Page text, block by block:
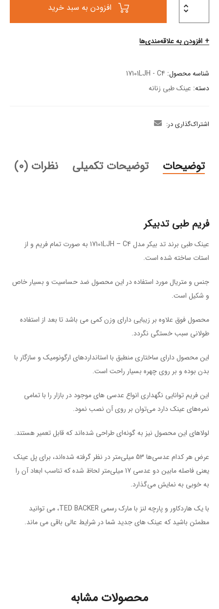
افزودن به سبد خرید
افزودن به علاقه‌مندی‌ها
شناسه محصول: 17101LJH - C4
دسته: عینک طبی زنانه
اشتراک‌گذاری در:
توضیحات توضیحات تکمیلی نظرات (0)
فریم طبی تدبیکر
عینک طبی برند تد بیکر مدل 17101LJH – C4 به صورت تمام فریم و از
استات ساخته شده است.
جنس و متریال مورد استفاده در این محصول ضد حساسیت و بسیار خاص
و شکیل است.
محصول فوق علاوه بر زیبایی دارای وزن کمی می باشد تا بعد از استفاده
طولانی سبب خستگی نگردد.
این محصول دارای ساختاری منطبق با استاندارد‌های ارگونومیک و سازگار با
بدن بوده و بر روی چهره بسیار راحت است.
این فریم توانایی نگهداری انواع عدسی های موجود در بازار را با تمامی
نمره‌های عینک دارد می‌توان بر روی آن نصب نمود.
لولا‌های این محصول نیز به گونه‌ای طراحی شده‌اند که قابل تعمیر هستند.
عرض هر کدام عدسی‌ها 53 میلی‌متر در نظر گرفته شده‌اند، برای پل عینک
یعنی فاصله مابین دو عدسی 17 میلی‌متر لحاظ شده که تناسب ابعاد آن را
به خوبی به نمایش می‌گذارد.
با یک هاردکاور و پارچه لنز با مارک رسمی TED BACKER، می توانید
مطمئن باشید که عینک های جدید شما در شرایط عالی باقی می ماند.
محصولات مشابه